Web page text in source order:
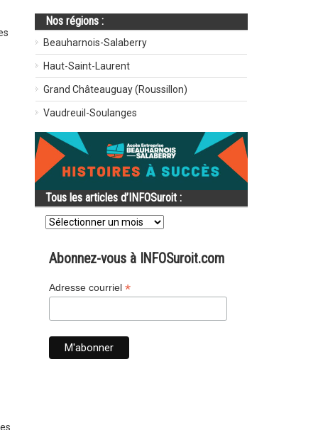
Nos régions :
Beauharnois-Salaberry
Haut-Saint-Laurent
Grand Châteauguay (Roussillon)
Vaudreuil-Soulanges
Tous les articles d’INFOSuroit :
Tous
les
d’INFOSuroit
Abonnez-vous à INFOSuroit.com
Adresse courriel *